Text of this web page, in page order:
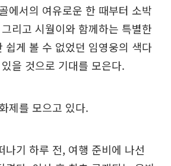
에서의 여유로운 한 때부터 소박
리고 시월이와 함께하는 특별한
쉽게 볼 수 없었던 임영웅의 색다
을 것으로 기대를 모은다.
제를 모으고 있다.
나기 하루 전, 여행 준비에 나선